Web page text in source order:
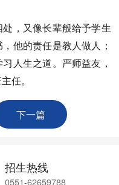
，又像长辈般给予学生
他的责任是教人做人；
人生之道。严师益友，
任。
下一篇
招生热线
0551-62659788